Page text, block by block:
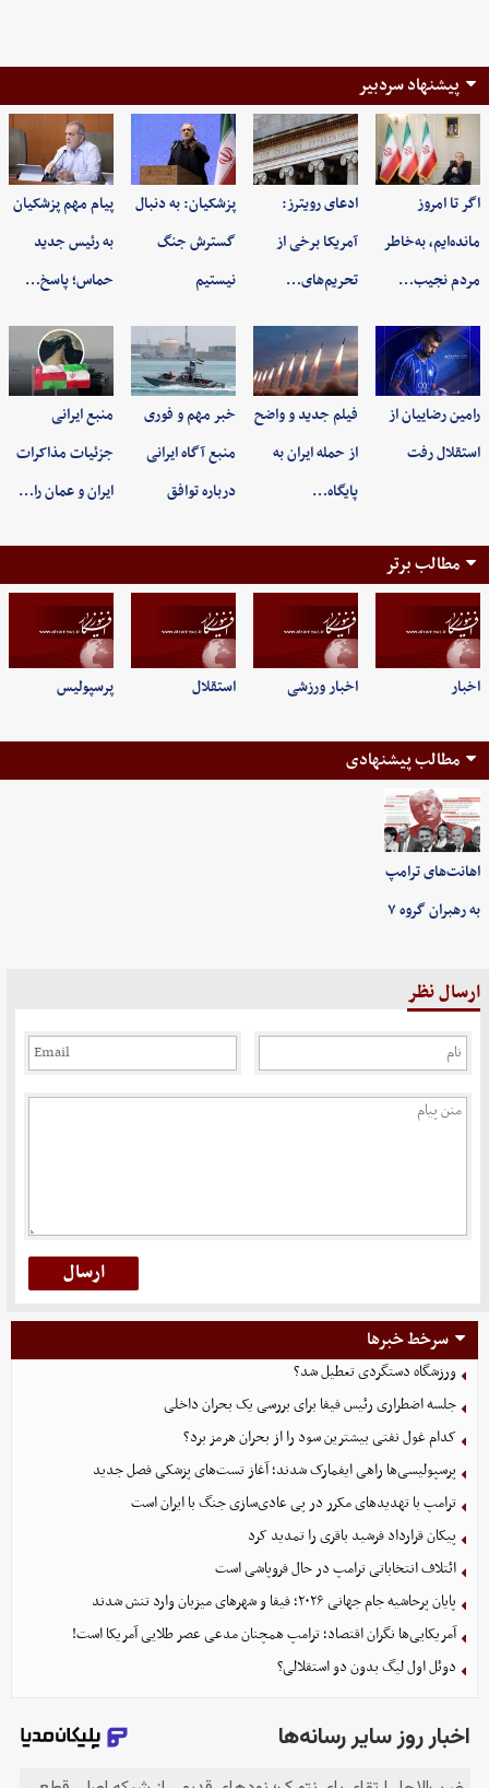
پیشنهاد سردبیر
اگر تا امروز
مانده‌ایم، به‌خاطر
مردم نجیب…
ادعای رویترز:
آمریکا برخی از
تحریم‌های…
پزشکیان: به‌ دنبال
گسترش جنگ
نیستیم
پیام مهم پزشکیان
به رئیس جدید
حماس؛ پاسخ…
رامین رضاییان از
استقلال رفت
فیلم جدید و واضح
از حمله ایران به
پایگاه…
خبر مهم و فوری
منبع آگاه ایرانی
درباره توافق
منبع ایرانی
جزئیات مذاکرات
ایران و عمان را…
مطالب برتر
اخبار اخبار ورزشی استقلال پرسپولیس
مطالب پیشنهادی
اهانت‌های ترامپ
به رهبران گروه ۷
ارسال نظر
سرخط خبرها
ورزشگاه دستگردی تعطیل شد؟
جلسه اضطراری رئیس فیفا برای بررسی یک بحران داخلی
کدام غول نفتی بیشترین سود را از بحران هرمز برد؟
پرسپولیسی‌ها راهی ایفمارک شدند؛ آغاز تست‌های پزشکی فصل جدید
ترامپ با تهدیدهای مکرر در پی عادی‌سازی جنگ با ایران است
پیکان قرارداد فرشید باقری را تمدید کرد
ائتلاف انتخاباتی ترامپ در حال فروپاشی است
پایان پرحاشیه جام جهانی ۲۰۲۶؛ فیفا و شهرهای میزبان وارد تنش شدند
آمریکایی‌ها نگران اقتصاد؛ ترامپ همچنان مدعی عصر طلایی آمریکا است!
دوئل اول لیگ بدون دو استقلالی؟